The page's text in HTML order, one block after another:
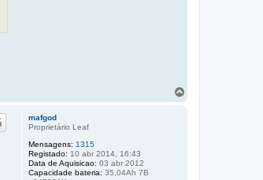
mafgod
Proprietário Leaf
Mensagens: 1315
Registado: 10 abr 2014, 16:43
Data de Aquisicao: 03 abr 2012
Capacidade bateria: 35,04Ah 7B